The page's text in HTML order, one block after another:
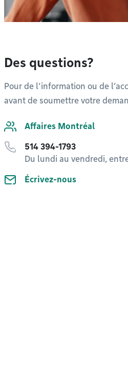
Des questions?
Pour de l’information ou de
avant de soumettre votre
Affaires Montréal
514 394-1793
Du lundi au vendredi,
Écrivez-nous